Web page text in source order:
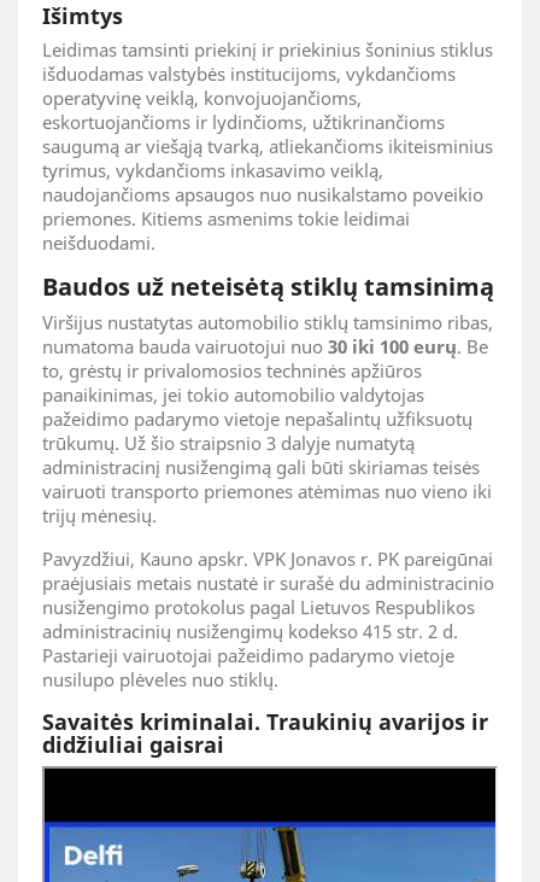
Išimtys
Leidimas tamsinti priekinį ir priekinius šoninius stiklus
išduodamas valstybės institucijoms, vykdančioms
operatyvinę veiklą, konvojuojančioms,
eskortuojančioms ir lydinčioms, užtikrinančioms
saugumą ar viešąją tvarką, atliekančioms ikiteisminius
tyrimus, vykdančioms inkasavimo veiklą,
naudojančioms apsaugos nuo nusikalstamo poveikio
priemones. Kitiems asmenims tokie leidimai
neišduodami.
Baudos už neteisėtą stiklų tamsinimą
Viršijus nustatytas automobilio stiklų tamsinimo ribas,
numatoma bauda vairuotojui nuo 30 iki 100 eurų. Be
to, grėstų ir privalomosios techninės apžiūros
panaikinimas, jei tokio automobilio valdytojas
pažeidimo padarymo vietoje nepašalintų užfiksuotų
trūkumų. Už šio straipsnio 3 dalyje numatytą
administracinį nusižengimą gali būti skiriamas teisės
vairuoti transporto priemones atėmimas nuo vieno iki
trijų mėnesių.
Pavyzdžiui, Kauno apskr. VPK Jonavos r. PK pareigūnai
praėjusiais metais nustatė ir surašė du administracinio
nusižengimo protokolus pagal Lietuvos Respublikos
administracinių nusižengimų kodekso 415 str. 2 d.
Pastarieji vairuotojai pažeidimo padarymo vietoje
nusilupo plėveles nuo stiklų.
Savaitės kriminalai. Traukinių avarijos ir
didžiuliai gaisrai